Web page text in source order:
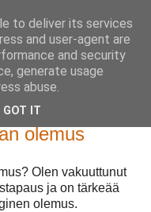
olemus
Olen vakuuttunut
ja on tärkeää
olemus.
to deliver its services
and user-agent are
and security
generate usage
abuse.
GOT IT